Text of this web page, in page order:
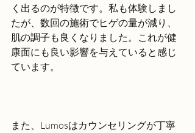
く出るのが特徴です。私も体験しまし
たが、数回の施術でヒゲの量が減り、
肌の調子も良くなりました。これが健
康面にも良い影響を与えていると感じ
ています。
また、Lumosはカウンセリングが丁寧